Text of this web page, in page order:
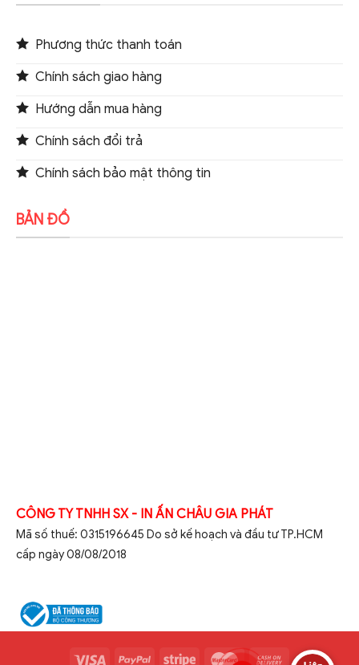
Phương thức thanh toán
Chính sách giao hàng
Hướng dẫn mua hàng
Chính sách đổi trả
Chính sách bảo mật thông tin
BẢN ĐỒ
CÔNG TY TNHH SX - IN ẤN CHÂU GIA PHÁT
Mã số thuế: 0315196645 Do sở kế hoạch và đầu tư TP.HCM
cấp ngày 08/08/2018